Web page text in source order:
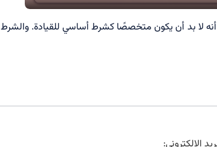
لا بد أن يكون متخصصًا كشرط أساسي للقيادة. والشرط